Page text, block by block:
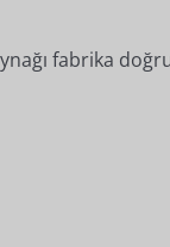
fabrika